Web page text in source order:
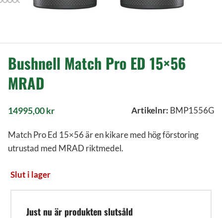
Bushnell Match Pro ED 15×56
MRAD
14995,00kr Artikelnr: BMP1556G
Match Pro Ed 15×56 är en kikare med hög förstoring
utrustad med MRAD riktmedel.
Slut i lager
Just nu är produkten slutsåld